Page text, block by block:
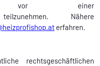
vor einer
teilzunehmen. Nähere
erfahren.
rechtsgeschäftlichen